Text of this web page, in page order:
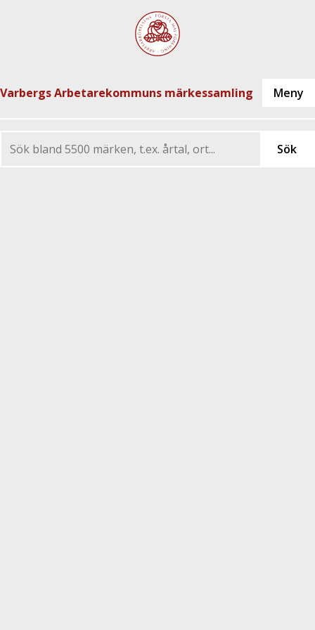
Varbergs Arbetarekommuns märkessamling